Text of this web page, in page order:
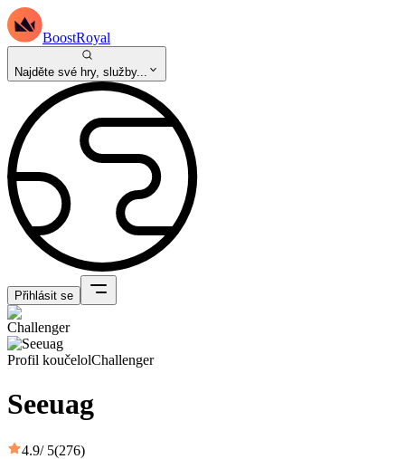
BoostRoyal
Najděte své hry, služby...
Přihlásit se
Profil koučelolChallenger
Seeuag
4.9/ 5(276)